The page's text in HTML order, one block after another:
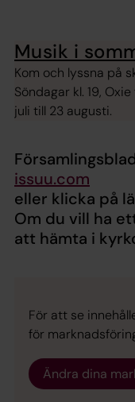
Musik i
Kom och lyssna på
Söndagar kl. 19,
juli till 23 augusti.
issuu.com
eller klicka på
Om du vill ha
att hämta i
För att se
för
Ändra dina